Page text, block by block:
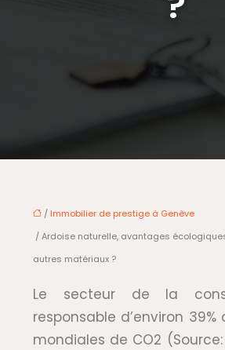
/ Immobilier de prestige à Genève
/ Ardoise naturelle, avantages
autres matériaux ?
Le secteur de la
responsable d’environ 39%
mondiales de CO2